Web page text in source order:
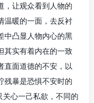
，让观众看到人物的
温暖的一面，去反衬
中凸显人物内心的黑
其实有着内在的一致
直面道德的不安，以
残暴是恐惧不安时的
关心一己私欲，不同的